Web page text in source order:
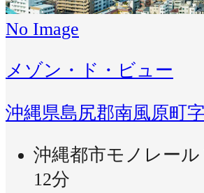
No Image
メゾン・ド・ビュー
沖縄県島尻郡南風原町
沖縄都市モノレー
12分